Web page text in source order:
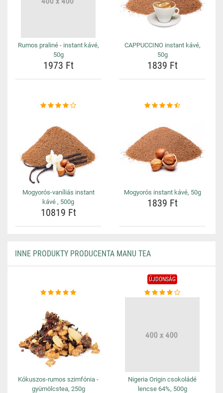
Rumos praliné - instant kávé,
50g
1973 Ft
CAPPUCCINO instant kávé,
50g
1839 Ft
Mogyorós-vaníliás instant
kávé , 500g
10819 Ft
Mogyorós instant kávé, 50g
1839 Ft
INNE PRODUKTY PRODUCENTA MANU TEA
Kókuszos-rumos szimfónia -
gyümölcstea, 250g
ÚJDONSÁG
Nigeria Origin csokoládé
lencse 64%, 500g